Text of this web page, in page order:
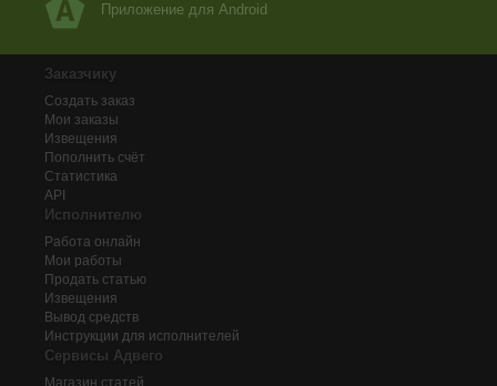
Приложение для Android
Заказчику
Создать заказ
Мои заказы
Извещения
Пополнить счёт
Статистика
API
Исполнителю
Работа онлайн
Мои работы
Продать статью
Извещения
Вывод средств
Инструкции для исполнителей
Сервисы Адвего
Магазин статей